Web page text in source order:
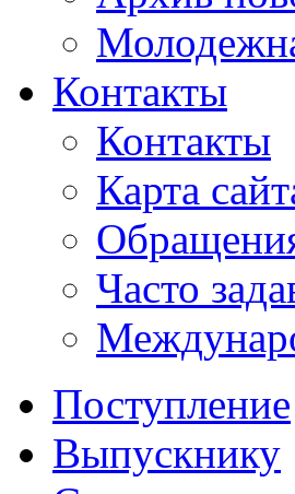
Контакты
Контакты
Карта
Часто
Поступление
Выпускнику